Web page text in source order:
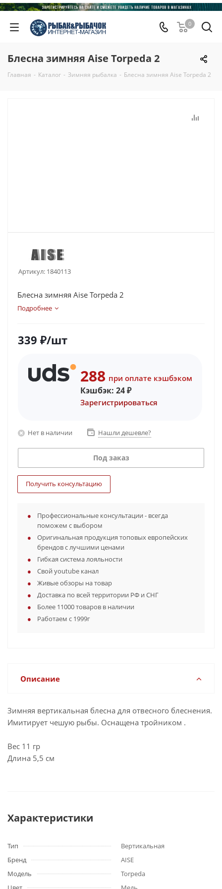
0
Блесна зимняя Aise Torpeda 2
Главная - Каталог - Зимняя рыбалка - Блесна зимняя Aise Torpeda 2
Артикул: 1840113
Блесна зимняя Aise Torpeda 2
Подробнее
339 ₽/шт
288 при оплате кэшбэком
Кэшбэк: 24₽
Зарегистрироваться
Нет в наличии Нашли дешевле?
Под заказ
Получить консультацию
Профессиональные консультации - всегда
поможем с выбором
Оригинальная продукция топовых европейских
брендов с лучшими ценами
Гибкая система лояльности
Свой youtube канал
Живые обзоры на товар
Доставка по всей территории РФ и СНГ
Более 11000 товаров в наличии
Работаем с 1999г
Описание
Зимняя вертикальная блесна для отвесного блеснения.
Имитирует чешую рыбы. Оснащена тройником .
Вес 11 гр
Длина 5,5 см
Характеристики
Тип
Вертикальная
Бренд
AISE
Модель
Torpeda